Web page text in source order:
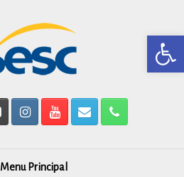
Menu Principal
Barra de